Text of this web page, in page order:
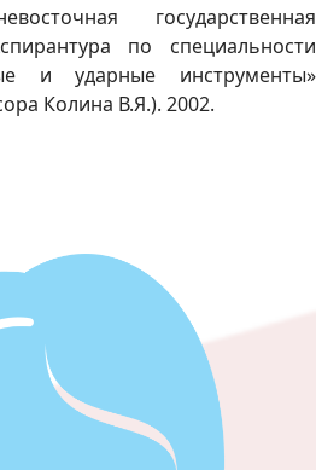
государственная
по специальности
и ударные инструменты»
Колина В.Я.). 2002.